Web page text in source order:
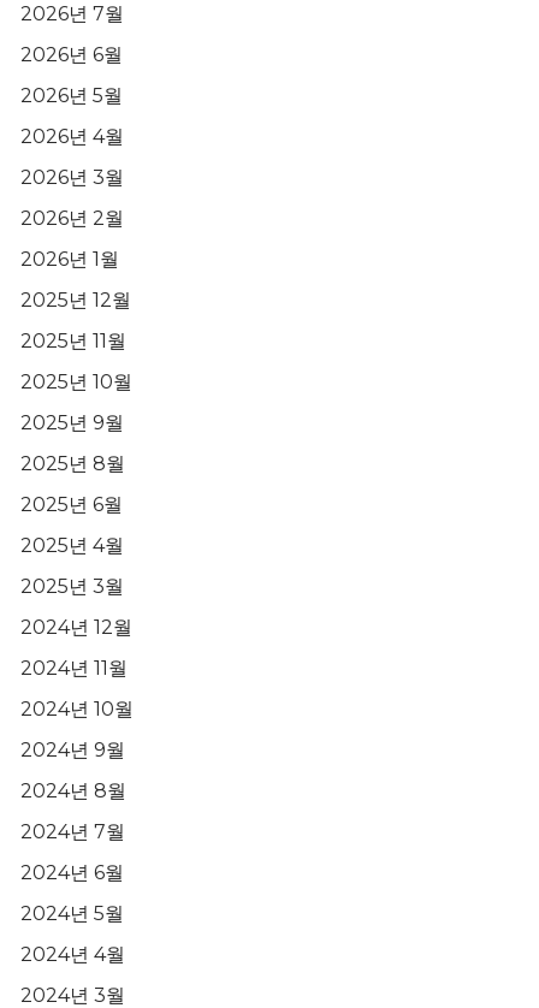
2026년 7월
2026년 6월
2026년 5월
2026년 4월
2026년 3월
2026년 2월
2026년 1월
2025년 12월
2025년 11월
2025년 10월
2025년 9월
2025년 8월
2025년 6월
2025년 4월
2025년 3월
2024년 12월
2024년 11월
2024년 10월
2024년 9월
2024년 8월
2024년 7월
2024년 6월
2024년 5월
2024년 4월
2024년 3월